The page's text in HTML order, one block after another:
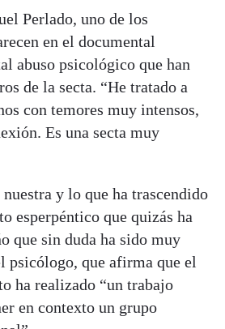
Perlado, uno de los
en el documental
abuso psicológico que han
de la secta. “He tratado a
con temores muy intensos,
Es una secta muy
nuestra y lo que ha trascendido
esperpéntico que quizás ha
que sin duda ha sido muy
psicólogo, que afirma que el
ha realizado “un trabajo
en contexto un grupo